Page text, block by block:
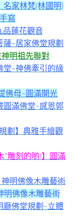
名家林梵(林國明)
寫
品蓮花觀音
薩~居家佛堂規劃
神明祖先聯對
堂~神佛牽引的緣
佛母~圓滿開光
圓滿佛堂~感恩郭
劃】典雅手繪觀
”雕刻的喲!】圓滿
神明佛像木雕藝術
明佛像木雕藝術
廳佛堂規劃~立體